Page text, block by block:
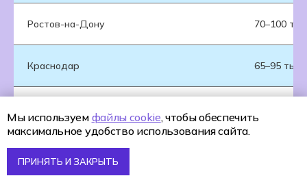
Ростов-на-Дону 70–100
Краснодар 65–95 тыс
Екатеринбург
Мы используем файлы cookie, чтобы обеспечить
максимальное удобство использования сайта.
ПРИНЯТЬ И ЗАКРЫТЬ